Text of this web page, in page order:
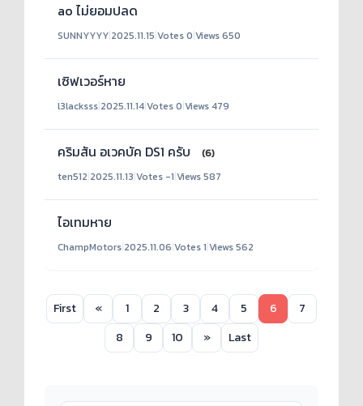
ao ไม่ยอมปลด
SUNNYYYY|2025.11.15|Votes 0|Views 650
เซิฟเวอร์หาย
l3lacksss|2025.11.14|Votes 0|Views 479
คริมสัน อเวคบัค DS1 ครับ
(6)
ten512|2025.11.13|Votes -1|Views 587
ไอเทมหาย
ChampMotors|2025.11.06|Votes 1|Views 562
First « 1 2 3 4 5 6
7
8
9 10 » Last